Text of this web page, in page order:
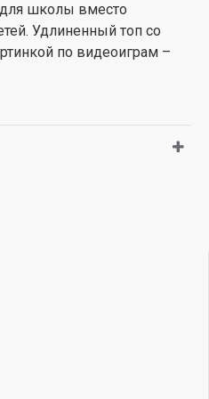
школы вместо
Удлиненный топ со
по видеоиграм –